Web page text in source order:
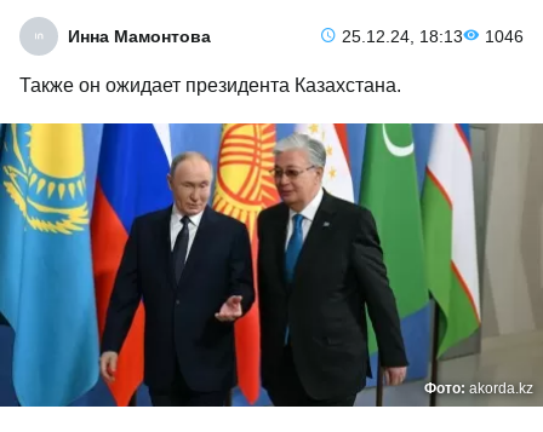
Инна Мамонтова 25.12.24, 18:13 1046
Также он ожидает президента Казахстана.
Фото: akorda.kz